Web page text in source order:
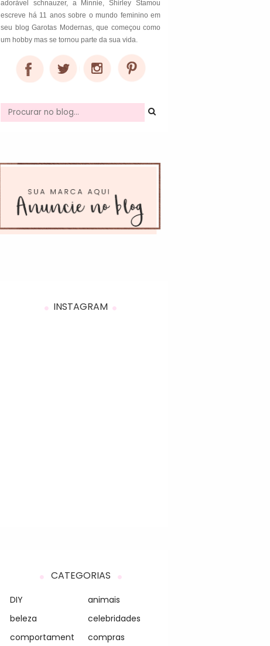
adorável schnauzer, a Minnie, Shirley Stamou
escreve há 11 anos sobre o mundo feminino em
seu blog Garotas Modernas, que começou como
um hobby mas se tornou parte da sua vida.
INSTAGRAM
CATEGORIAS
DIY
animais
beleza
celebridades
comportament
compras